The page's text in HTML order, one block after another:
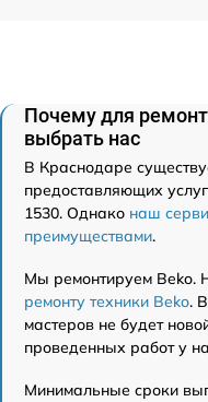
Почему для
выбрать нас
В Краснодаре
предоставляющих
1530. Однако наш
преимуществами.
Мы ремонтируем Beko.
ремонту техники Beko.
мастеров не будет
проведенных работ у
Минимальные сроки